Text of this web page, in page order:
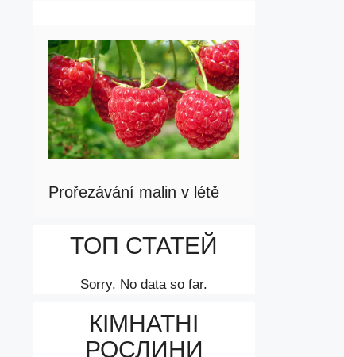
Prořezávání malin v létě
ТОП СТАТЕЙ
Sorry. No data so far.
КІМНАТНІ
РОСЛИНИ